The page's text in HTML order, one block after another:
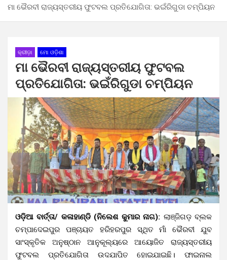
ମା ଭୈରବୀ ରାଜ୍ୟସ୍ତରୀୟ ଫୁଟବଲ ପ୍ରତିଯୋଗିତା: ଭଇଁରିଗୁଡା ଚମ୍ପିୟନ
କ୍ରୀଡ଼ା ମୋ ଓଡ଼ିଶା
ମା ଭୈରବୀ ରାଜ୍ୟସ୍ତରୀୟ ଫୁଟବଲ
ପ୍ରତିଯୋଗିତା: ଭଇଁରିଗୁଡା ଚମ୍ପିୟନ
ଓଡ଼ିଆ ବାର୍ତ୍ତା/ କଳାହାଣ୍ଡି (ନିଲେଶ କୁମାର ନାଗ): ଲାଞ୍ଜିଗଡ଼ ବ୍ଲକ
ଚମ୍ପାଦେଇପୁର ପଞ୍ଚାୟତ ହରିହରପୁର ସ୍ଥିତ ମାଁ ଭୈରବୀ ଯୁବ
ସାଂସ୍କୃତିକ ଅନୁଷ୍ଠାନ ଆନୁକୂଲ୍ୟରେ ଆୟୋଜିତ ରାଜ୍ୟସ୍ତରୀୟ
ଫୁଟବଲ ପ୍ରତିଯୋଗିତା ଉଦଯାପିତ ହୋଇଯାଇଛି। ଫାଇନାଲ